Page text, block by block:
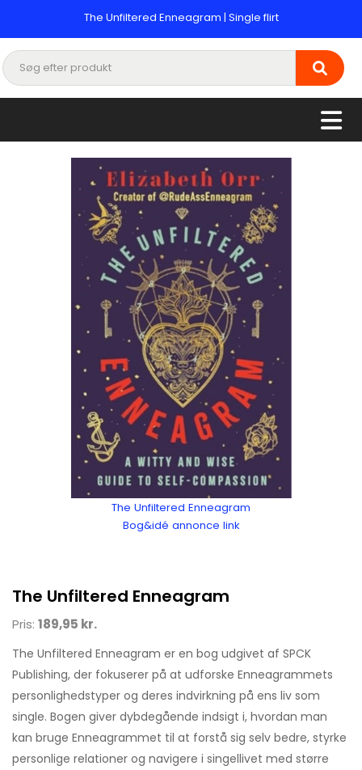
The Unfiltered Enneagram | Single flirt
The Unfiltered Enneagram
Bog&idé annonce link
The Unfiltered Enneagram
Pris: 189,95 kr.
The Unfiltered Enneagram er en bog udgivet af SPCK
Publishing, der fokuserer på at udforske Enneagrammets
personlighedstyper og deres indvirkning på ens liv som
single. Bogen giver dybdegående indsigt i, hvordan man
kan bruge Enneagrammet til at forstå sig selv bedre, styrke
personlige relationer og navigere i singellivet med større